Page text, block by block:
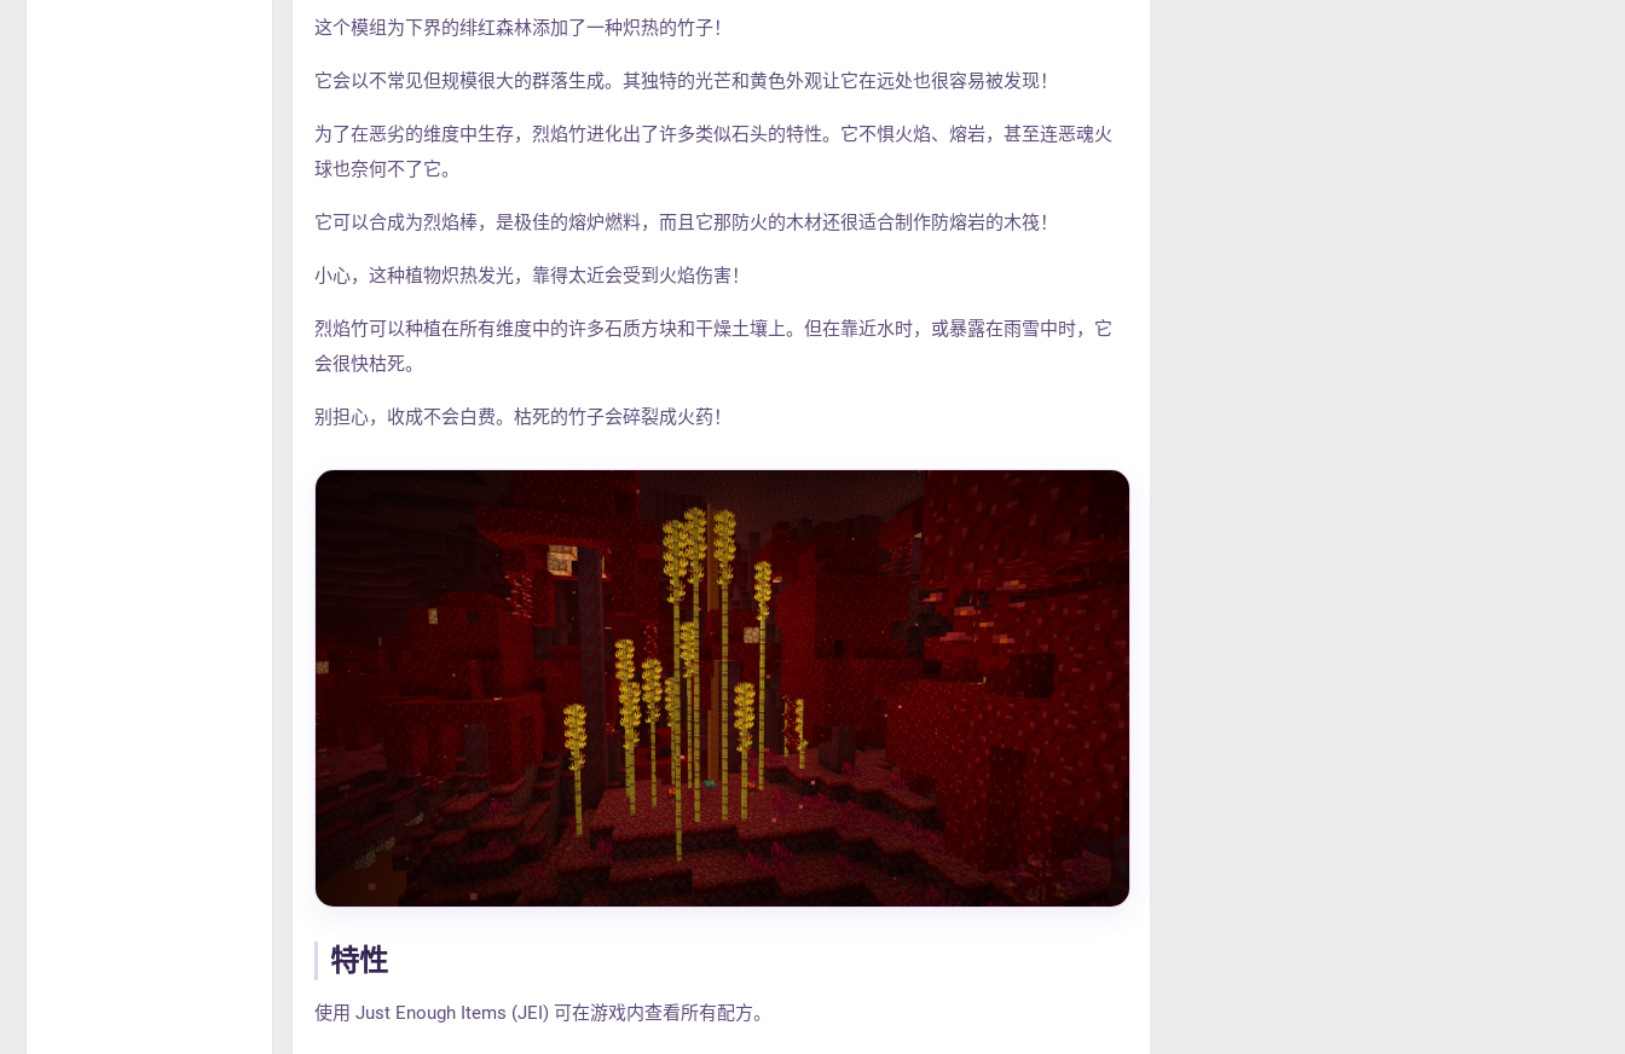
这个模组为下界的绯红森林添加了一种炽热的竹子！
它会以不常见但规模很大的群落生成。其独特的光芒和黄色外观让它在远处也很容易被发现！
为了在恶劣的维度中生存，烈焰竹进化出了许多类似石头的特性。它不惧火焰、熔岩，甚至连恶魂火
球也奈何不了它。
它可以合成为烈焰棒，是极佳的熔炉燃料，而且它那防火的木材还很适合制作防熔岩的木筏！
小心，这种植物炽热发光，靠得太近会受到火焰伤害！
烈焰竹可以种植在所有维度中的许多石质方块和干燥土壤上。但在靠近水时，或暴露在雨雪中时，它
会很快枯死。
别担心，收成不会白费。枯死的竹子会碎裂成火药！
特性
使用 Just Enough Items (JEI) 可在游戏内查看所有配方。